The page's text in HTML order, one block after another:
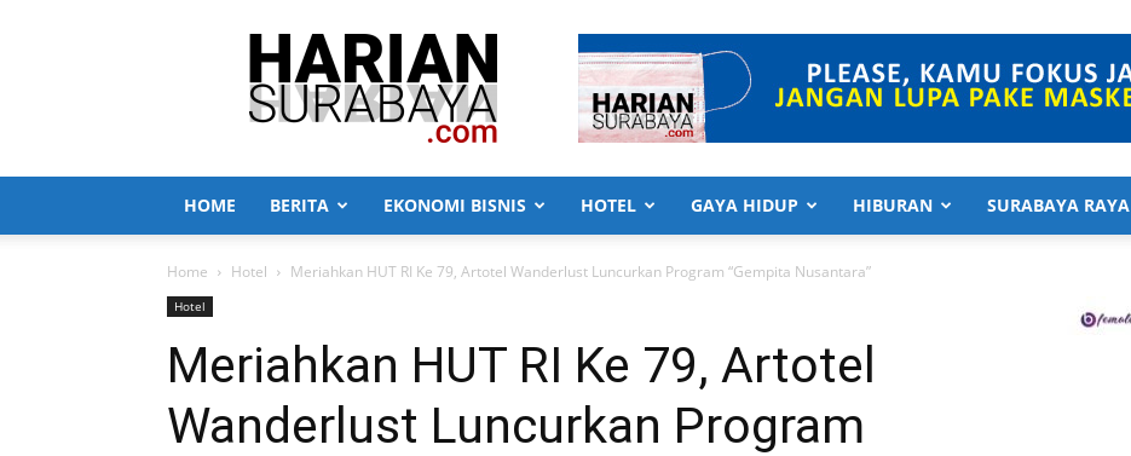
Harian
Surabaya
HOME BERITA EKONOMI BISNIS HOTEL GAYA HIDUP HIBURAN SURABAYA RAYA
Home Hotel Meriahkan HUT RI Ke 79, Artotel Wanderlust Luncurkan Program “Gempita Nusantara”
Hotel
Meriahkan HUT RI Ke 79, Artotel
Wanderlust Luncurkan Program